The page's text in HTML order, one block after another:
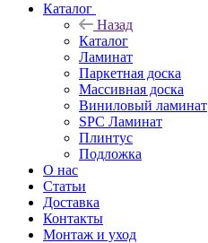
Каталог
Назад
Каталог
Ламинат
Паркетная доска
Массивная доска
Виниловый ламинат
SPC Ламинат
Плинтус
Подложка
О нас
Статьи
Доставка
Контакты
Монтаж и уход